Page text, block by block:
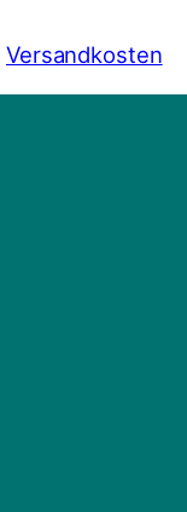
Versandkosten